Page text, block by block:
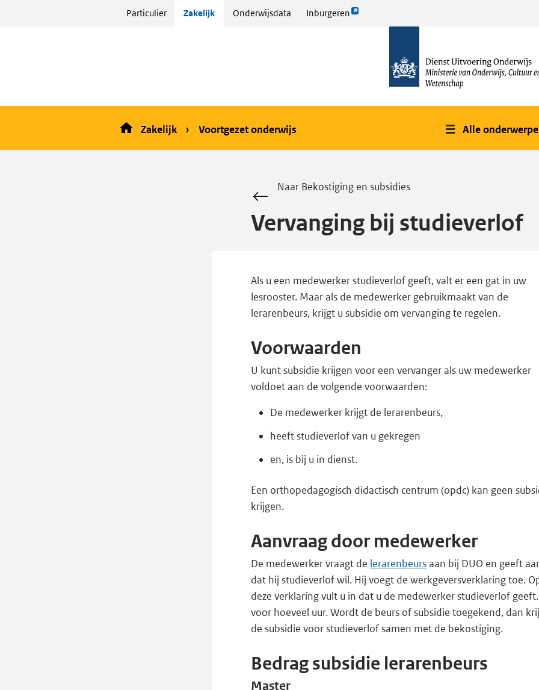
Particulier Zakelijk Onderwijsdata Inburgeren
Link
homepage
Zakelijk Voortgezet onderwijs Alle
Naar Bekostiging en subsidies
Vervanging bij studieverlof
Als u een medewerker studieverlof geeft, valt er een gat in uw
lesrooster. Maar als de medewerker gebruikmaakt van de
lerarenbeurs, krijgt u subsidie om vervanging te regelen.
Voorwaarden
U kunt subsidie krijgen voor een vervanger als uw medewerker
voldoet aan de volgende voorwaarden:
De medewerker krijgt de lerarenbeurs,
heeft studieverlof van u gekregen
en, is bij u in dienst.
Een orthopedagogisch didactisch centrum (opdc) kan geen
krijgen.
Aanvraag door medewerker
De medewerker vraagt de lerarenbeursaan bij DUO en geeft
dat hij studieverlof wil. Hij voegt de werkgeversverklaring toe.
deze verklaring vult u in dat u de medewerker studieverlof
voor hoeveel uur. Wordt de beurs of subsidie toegekend, dan
de subsidie voor studieverlof samen met de bekostiging.
Bedrag subsidie lerarenbeurs
Master